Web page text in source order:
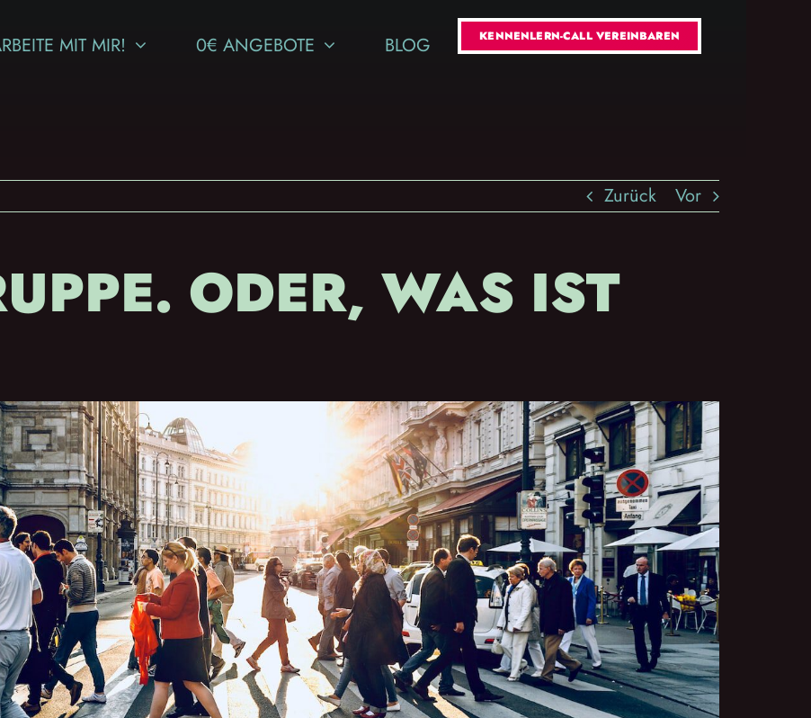
MIT MIR! 0€ ANGEBOTE BLOG KENNENLERN-CALL VEREINBAREN
Zurück Vor
ODER, WAS IST